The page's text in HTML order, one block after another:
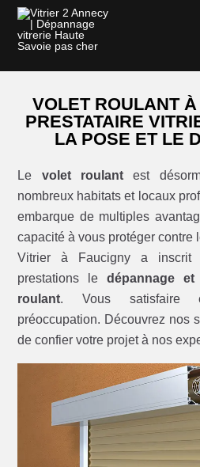
VOLET ROULANT
PRESTATAIRE
LA POSE ET LE
Le volet roulant est
nombreux habitats et locaux
embarque de multiples
capacité à vous protéger contre
Vitrier à Faucigny a
prestations ledépannage
roulant. Vous satisfaire
préoccupation. Découvrez nos
de confier votre projet à nos